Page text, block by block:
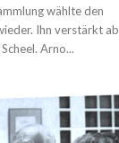
wählte den
Ihn verstärkt ab
Arno...